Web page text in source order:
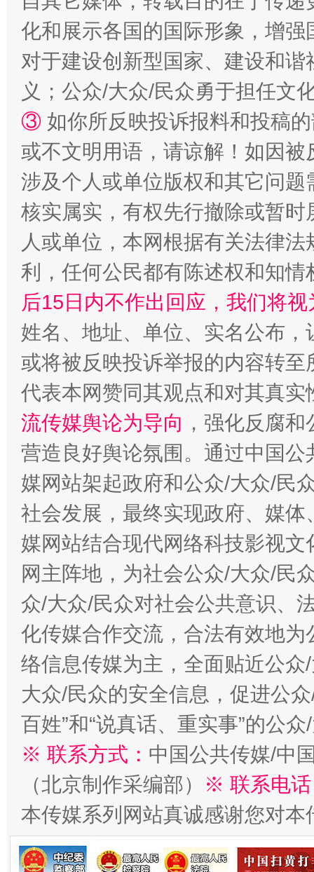
完善运行机制助力责任有效落实 一纸欠
东山县通报“牛蛙产品抗生素超标问题” 法
千年窑火 生生不息
揭开“小金库”的免责幌子
受贿1.44亿！段成刚被判无期 从幼
化和展示各国的国际形象，增
对于建设创新型国家、建设和
义；公众/大众/民众勇于担任文
③ 如你所反映投诉报料和投稿
或不文明用语，请谅解！如因
涉及个人或单位版权和其它问题
核实属实，有权先行撤除或暂
人或单位，本网根据有关法律
利，任何公民都有陈述权和知情
后15日内不作出回应，我们将
姓名、地址、单位、实名公布
或将被反映投诉举报的内容转
代表本网赞同其观点和对其真实
流传媒舆论为导向 ，强化反腐
营造良好舆论氛围。通过中国
媒网站架起政府和公众/大众/民
社会发展，最终实现政府、媒
媒网站结合现代网络科技影视
网主阵地，为社会公众/大众/民
众/大众/民众对社会公共意识、
化传媒合作交流，合法有效地
络信息传媒为主，全面贴近公
大众/民众的安全信息，促进公
百姓”和“说真话、重实事”的公
※ 联系方式： 中国公共传媒/中
（北京制作采编部）
※ 联系电
本传媒系列网站真诚感谢您对